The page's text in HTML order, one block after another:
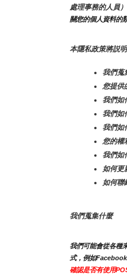
處理事務的人員
關您的個人資料的
本隱私政策將説
我們蒐
您提供
我們如
我們如
我們如
您的權
我們如
如何更
如何聯
我們蒐集什麼
我們可能會從各種
式，例如
確認是否有使用